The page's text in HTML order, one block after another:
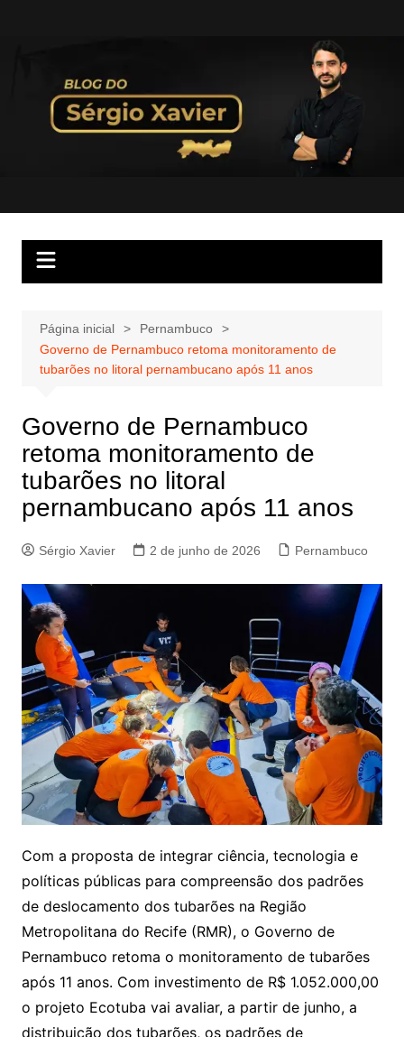
Página inicial
Pernambuco
Governo de Pernambuco retoma monitoramento de
tubarões no litoral pernambucano após 11 anos
Governo de Pernambuco
retoma monitoramento de
tubarões no litoral
pernambucano após 11 anos
Sérgio Xavier 2 de junho de 2026 Pernambuco
Com a proposta de integrar ciência, tecnologia e
políticas públicas para compreensão dos padrões
de deslocamento dos tubarões na Região
Metropolitana do Recife (RMR), o Governo de
Pernambuco retoma o monitoramento de tubarões
após 11 anos. Com investimento de R$ 1.052.000,00
o projeto Ecotuba vai avaliar, a partir de junho, a
distribuição dos tubarões, os padrões de